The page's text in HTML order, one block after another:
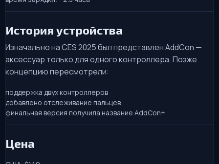
История устройства
Изначально на CES 2025 был представлен AddCon —
аксессуар только для одного контроллера. Позже
концепцию пересмотрели:
поддержка двух контроллеров
добавлено отслеживание пальцев
финальная версия получила название AddCon+
Цена